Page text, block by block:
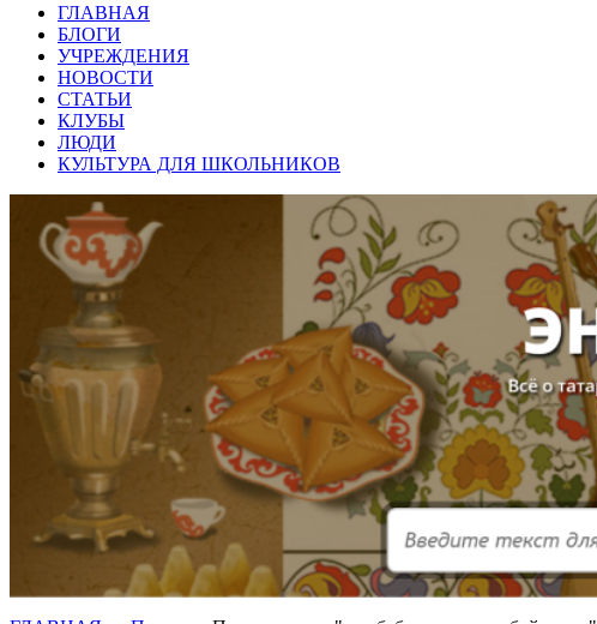
ГЛАВНАЯ
БЛОГИ
УЧРЕЖДЕНИЯ
НОВОСТИ
СТАТЬИ
КЛУБЫ
ЛЮДИ
КУЛЬТУРА ДЛЯ ШКОЛЬНИКОВ